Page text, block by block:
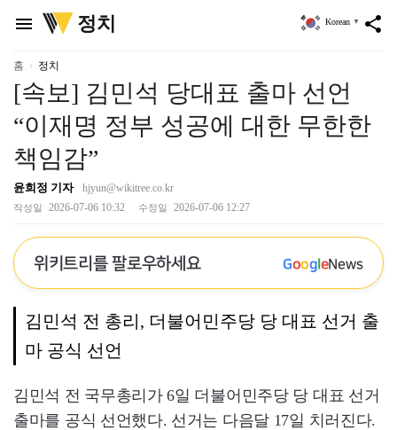
menu
위
키
정치 share
Korean ▼
홈 정치
[속보] 김민석 당대표 출마 선언
“이재명 정부 성공에 대한 무한한
책임감”
윤희정 기자 hjyun@wikitree.co.kr
작성일 2026-07-06 10:32 수정일 2026-07-06 12:27
위키트리를 팔로우하세요 GoogleNews
김민석 전 총리, 더불어민주당 당 대표 선거 출
마 공식 선언
김민석 전 국무총리가 6일 더불어민주당 당 대표 선거
출마를 공식 선언했다. 선거는 다음달 17일 치러진다.